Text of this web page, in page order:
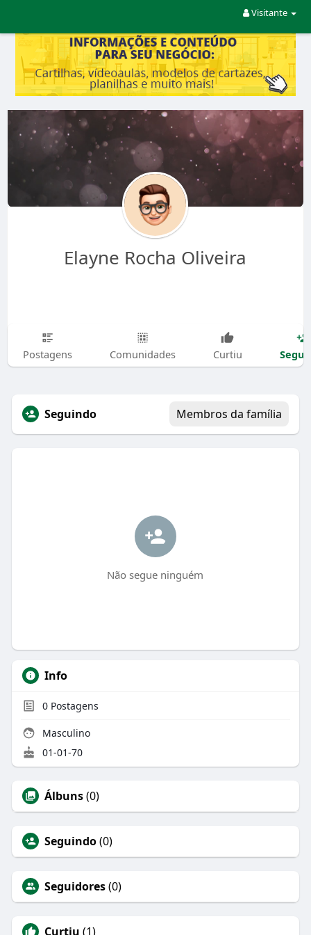
Visitante
Elayne Rocha Oliveira
Postagens Comunidades Curtiu
Seguindo Membros da família
Não segue ninguém
Info
0Postagens
Masculino
01-01-70
Álbuns(0)
Seguindo(0)
Seguidores(0)
Curtiu (1)